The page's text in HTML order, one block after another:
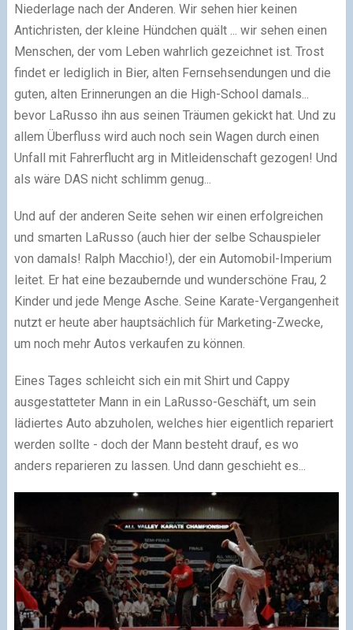
Niederlage nach der Anderen. Wir sehen hier keinen
Antichristen, der kleine Hündchen quält ... wir sehen einen
Menschen, der vom Leben wahrlich gezeichnet ist. Trost
findet er lediglich in Bier, alten Fernsehsendungen und die
guten, alten Erinnerungen an die High-School damals...
bevor LaRusso ihn aus seinen Träumen gekickt hat. Und zu
allem Überfluss wird auch noch sein Wagen durch einen
Unfall mit Fahrerflucht arg in Mitleidenschaft gezogen! Und
als wäre DAS nicht schlimm genug...
Und auf der anderen Seite sehen wir einen erfolgreichen
und smarten LaRusso (auch hier der selbe Schauspieler
von damals! Ralph Macchio!), der ein Automobil-Imperium
leitet. Er hat eine bezaubernde und wunderschöne Frau, 2
Kinder und jede Menge Asche. Seine Karate-Vergangenheit
nutzt er heute aber hauptsächlich für Marketing-Zwecke,
um noch mehr Autos verkaufen zu können.
Eines Tages schleicht sich ein mit Shirt und Cappy
ausgestatteter Mann in ein LaRusso-Geschäft, um sein
lädiertes Auto abzuholen, welches hier eigentlich repariert
werden sollte - doch der Mann besteht drauf, es wo
anders reparieren zu lassen. Und dann geschieht es...